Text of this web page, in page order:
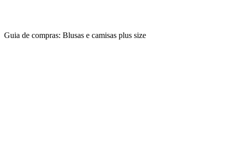
Guia de compras: Blusas e camisas plus size